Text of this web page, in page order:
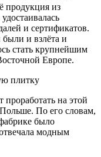
продукция из
и сертификатов.
и взлёта и
стать крупнейшим
Европе.
проработать на этой
По его словам,
было
модным